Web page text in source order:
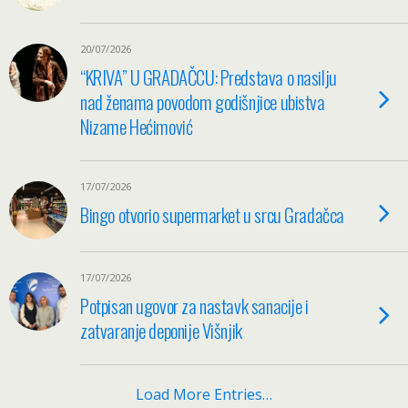
20/07/2026
“KRIVA” U GRADAČCU: Predstava o nasilju
nad ženama povodom godišnjice ubistva
Nizame Hećimović
17/07/2026
Bingo otvorio supermarket u srcu Gradačca
17/07/2026
Potpisan ugovor za nastavk sanacije i
zatvaranje deponije Višnjik
Load More Entries…